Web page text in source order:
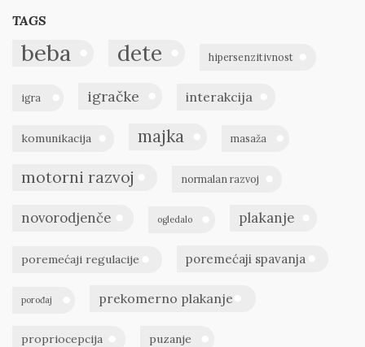
TAGS
beba dete hipersenzitivnost
igra igračke interakcija
komunikacija majka masaža
motorni razvoj normalan razvoj
novorodjenče ogledalo plakanje
poremećaji regulacije poremećaji spavanja
porođaj prekomerno plakanje
propriocepcija puzanje